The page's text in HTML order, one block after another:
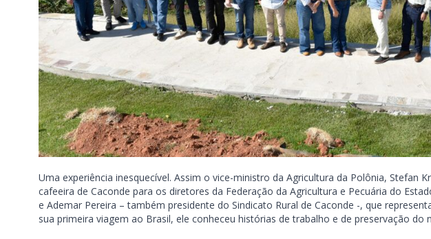
Uma experiência inesquecível. Assim o vice-ministro da Agricultura da Polônia, Stefan
cafeeira de Caconde para os diretores da Federação da Agricultura e Pecuária do
e Ademar Pereira – também presidente do Sindicato Rural de Caconde -, que
sua primeira viagem ao Brasil, ele conheceu histórias de trabalho e de preservação do